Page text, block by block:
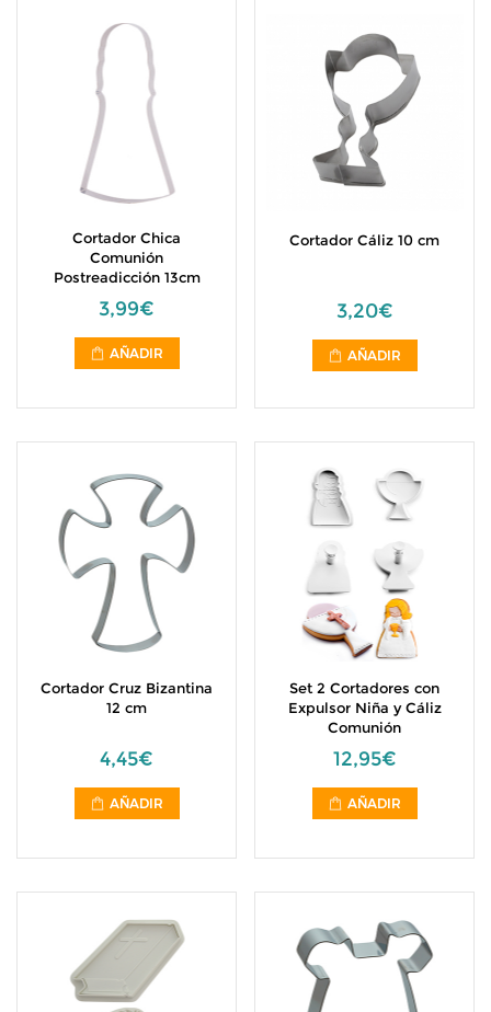
Cortador Chica
Comunión
Postreadicción 13cm
3,99€
AÑADIR
Cortador Cáliz 10 cm
3,20€
AÑADIR
Cortador Cruz Bizantina
12 cm
4,45€
AÑADIR
Set 2 Cortadores con
Expulsor Niña y Cáliz
Comunión
12,95€
AÑADIR